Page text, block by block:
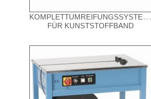
KOMPLETTUMREIFUNGSSYSTEME
FÜR KUNSTSTOFFBAND